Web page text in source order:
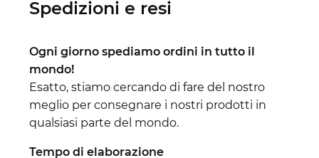
Spedizioni e resi
Ogni giorno spediamo ordini in tutto il
mondo!
Esatto, stiamo cercando di fare del nostro
meglio per consegnare i nostri prodotti in
qualsiasi parte del mondo.
Tempo di elaborazione